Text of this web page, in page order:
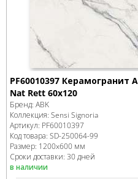
PF60010397 Керамогранит
Nat Rett 60x120
Бренд: ABK
Коллекция: Sensi Signoria
Артикул: PF60010397
Код товара: SD-250064-99
Размер: 1200x600 мм
Сроки доставки: 30 дней
в наличии